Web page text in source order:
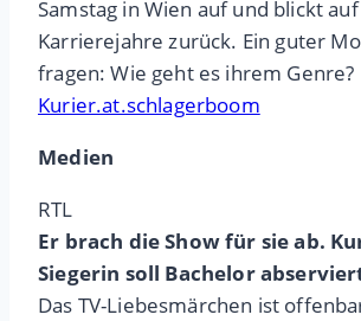
Samstag in Wien auf und blickt
Karrierejahre zurück. Ein guter
fragen: Wie geht es ihrem Genre?
Kurier.at.schlagerboom
Medien
RTL
Er brach die Show für sie ab.
Siegerin soll Bachelor
Das TV-Liebesmärchen ist